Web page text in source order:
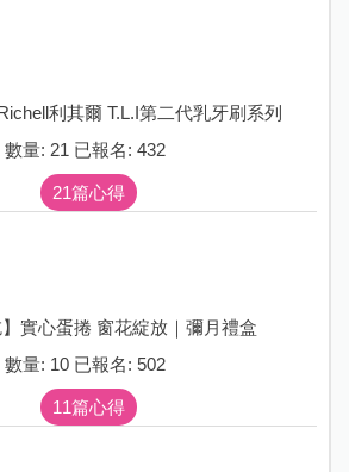
利其爾 T.L.I第二代乳牙刷系列
數量: 21 已報名: 432
21篇心得
】實心蛋捲 窗花綻放｜彌月禮盒
數量: 10 已報名: 502
11篇心得